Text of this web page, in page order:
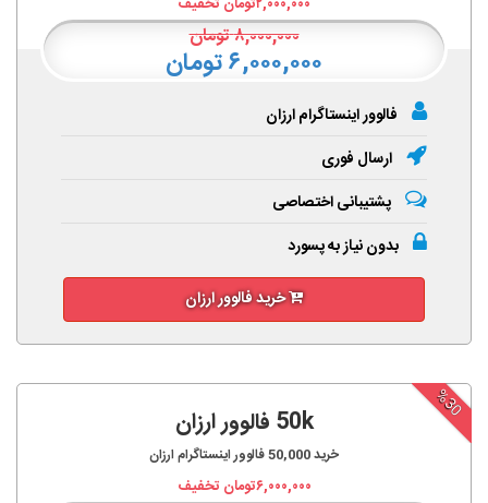
۲,۰۰۰,۰۰۰تومان تخفیف
۸,۰۰۰,۰۰۰تومان
۶,۰۰۰,۰۰۰ تومان
فالوور اینستاگرام ارزان
ارسال فوری
پشتیبانی اختصاصی
بدون نیاز به پسورد
خرید فالوور ارزان
%30
50k فالوور ارزان
خرید50,000فالوور اینستاگرام ارزان
۶,۰۰۰,۰۰۰تومان تخفیف